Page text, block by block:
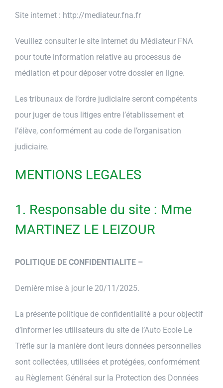
Site internet : http://mediateur.fna.fr
Veuillez consulter le site internet du Médiateur FNA
pour toute information relative au processus de
médiation et pour déposer votre dossier en ligne.
Les tribunaux de l’ordre judiciaire seront compétents
pour juger de tous litiges entre l’établissement et
l’élève, conformément au code de l’organisation
judiciaire.
MENTIONS LEGALES
1. Responsable du site : Mme
MARTINEZ LE LEIZOUR
POLITIQUE DE CONFIDENTIALITE –
Dernière mise à jour le 20/11/2025.
La présente politique de confidentialité a pour objectif
d’informer les utilisateurs du site de l’Auto Ecole Le
Trèfle sur la manière dont leurs données personnelles
sont collectées, utilisées et protégées, conformément
au Règlement Général sur la Protection des Données